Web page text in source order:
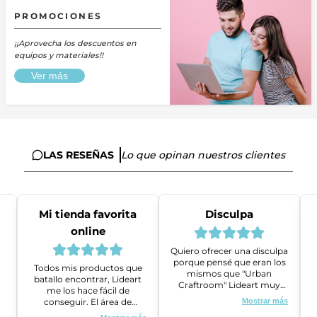
PROMOCIONES
¡¡Aprovecha los descuentos en
equipos y materiales!!
Ver más
LAS RESEÑAS Lo que opinan nuestros clientes
Mi tienda favorita
online
Todos mis productos que
batallo encontrar, Lideart
me los hace fácil de
conseguir. El área de
ventas es super amable y
Disculpa
Quiero ofrecer una disculpa
porque pensé que eran los
mismos que "Urban
Craftroom" Lideart muy
amables me ayudaron a
gestionar un problema que
Mostrar más